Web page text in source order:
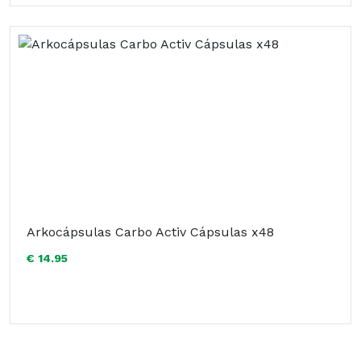
Arkocápsulas Carbo Activ Cápsulas x48
€ 14.95